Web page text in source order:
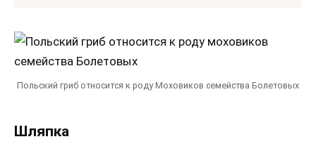
Польский гриб относится к роду Моховиков семейства Болетовых
Шляпка